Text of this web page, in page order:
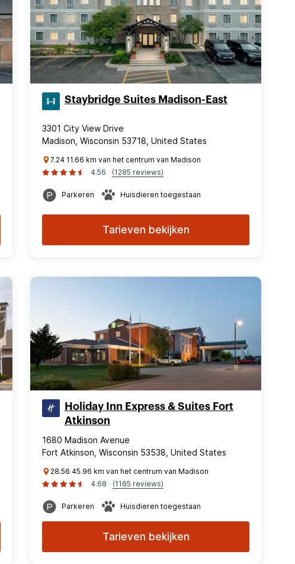
Staybridge Suites Madison-East
3301 City View Drive
Madison, Wisconsin 53718, United States
7.24 11.66 km van het centrum van Madison
4.56
(1285 reviews)
Parkeren Huisdieren toegestaan
Tarieven bekijken
Holiday Inn Express & Suites Fort
Atkinson
1680 Madison Avenue
Fort Atkinson, Wisconsin 53538, United States
28.56 45.96 km van het centrum van Madison
4.68
(1165 reviews)
Parkeren Huisdieren toegestaan
Tarieven bekijken